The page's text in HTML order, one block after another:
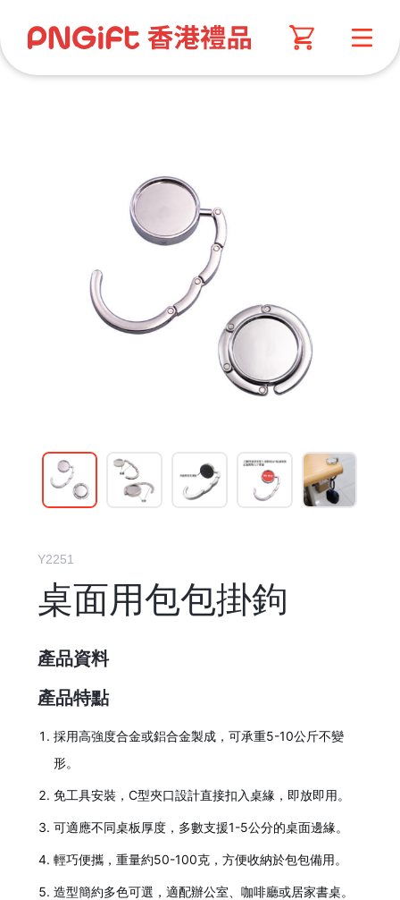
Y2251
桌面用包包掛鉤
產品資料
產品特點
採用高強度合金或鋁合金製成，可承重5-10公斤不變
形。
免工具安裝，C型夾口設計直接扣入桌緣，即放即用。
可適應不同桌板厚度，多數支援1-5公分的桌面邊緣。
輕巧便攜，重量約50-100克，方便收納於包包備用。
造型簡約多色可選，適配辦公室、咖啡廳或居家書桌。